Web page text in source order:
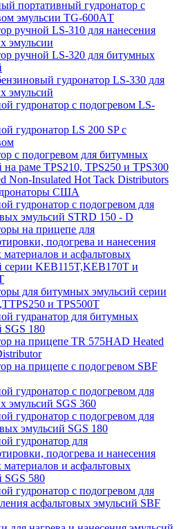
портативный гудронатор с
эмульсии TG-600AТ
ручной LS-310 для нанесения
эмульсии
ручной LS-320 для битумных
гудронатор LS-330 для
эмульсий
гудронатор с подогревом LS-
гудронатор LS 200 SP с
с подогревом для битумных
на раме TPS210, TPS250 и TPS300
Non-Insulated Hot Tack Distributors
США
гудронатор с подогревом для
эмульсий STRD 150 - D
на прицепе для
подогрева и нанесения
и асфальтовых
серии KEB115T,KEB170T и
для битумных эмульсий серии
и TPS500T
гудранатор для битумных
SGS 180
на прицепе TR 575HAD Heated
на прицепе с подогревом SBF
гудронатор с подогревом для
эмульсий SGS 360
гудронатор с подогревом для
эмульсий SGS 180
гудронатор для
подогрева и нанесения
и асфальтовых
SGS 580
гудронатор с подогревом для
асфальтовых эмульсий SBF